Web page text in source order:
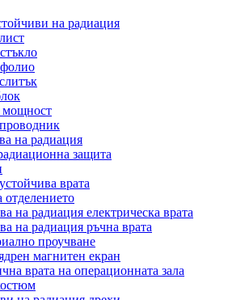
на радиация
мощност
на радиация
защита
врата
отделението
на радиация електрическа врата
на радиация ръчна врата
проучване
магнитен екран
врата на операционната зала